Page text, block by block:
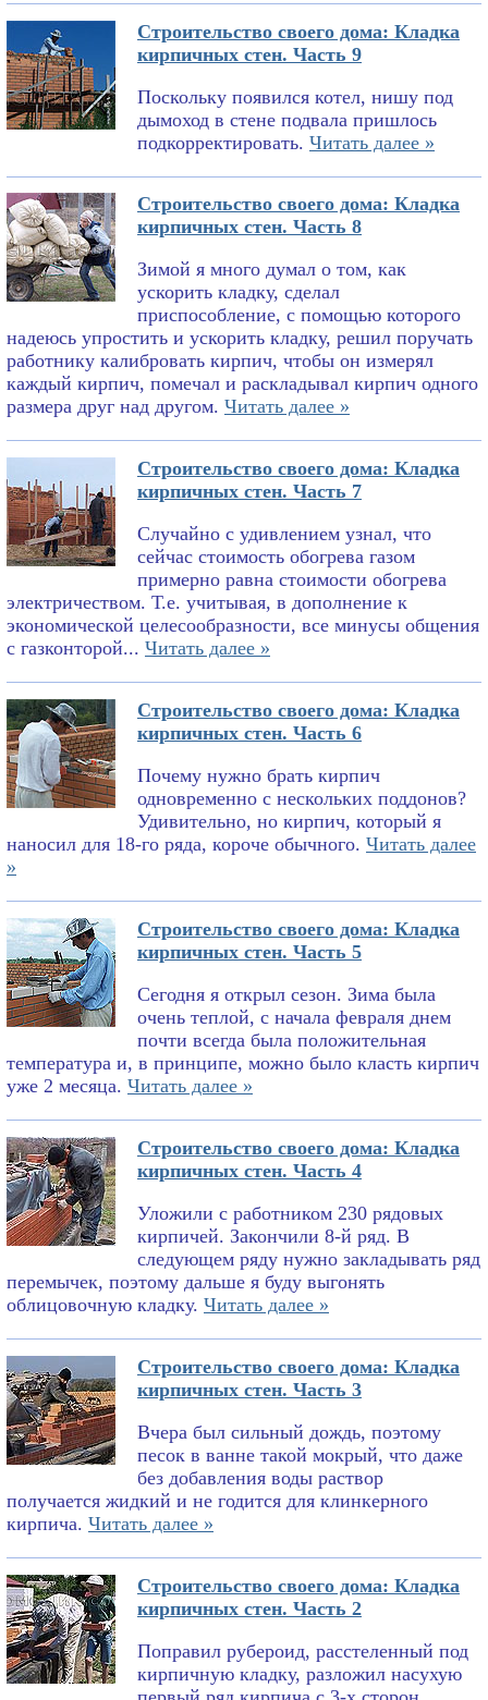
Строительство своего дома: Кладка
кирпичных стен. Часть 9
Поскольку появился котел, нишу под
дымоход в стене подвала пришлось
подкорректировать. Читать далее »
Строительство своего дома: Кладка
кирпичных стен. Часть 8
Зимой я много думал о том, как
ускорить кладку, сделал
приспособление, с помощью которого
надеюсь упростить и ускорить кладку, решил поручать
работнику калибровать кирпич, чтобы он измерял
каждый кирпич, помечал и раскладывал кирпич одного
размера друг над другом. Читать далее »
Строительство своего дома: Кладка
кирпичных стен. Часть 7
Случайно с удивлением узнал, что
сейчас стоимость обогрева газом
примерно равна стоимости обогрева
электричеством. Т.е. учитывая, в дополнение к
экономической целесообразности, все минусы общения
с газконторой... Читать далее »
Строительство своего дома: Кладка
кирпичных стен. Часть 6
Почему нужно брать кирпич
одновременно с нескольких поддонов?
Удивительно, но кирпич, который я
наносил для 18-го ряда, короче обычного. Читать далее
»
Строительство своего дома: Кладка
кирпичных стен. Часть 5
Сегодня я открыл сезон. Зима была
очень теплой, с начала февраля днем
почти всегда была положительная
температура и, в принципе, можно было класть кирпич
уже 2 месяца. Читать далее »
Строительство своего дома: Кладка
кирпичных стен. Часть 4
Уложили с работником 230 рядовых
кирпичей. Закончили 8-й ряд. В
следующем ряду нужно закладывать ряд
перемычек, поэтому дальше я буду выгонять
облицовочную кладку. Читать далее »
Строительство своего дома: Кладка
кирпичных стен. Часть 3
Вчера был сильный дождь, поэтому
песок в ванне такой мокрый, что даже
без добавления воды раствор
получается жидкий и не годится для клинкерного
кирпича. Читать далее »
Строительство своего дома: Кладка
кирпичных стен. Часть 2
Поправил рубероид, расстеленный под
кирпичную кладку, разложил насухую